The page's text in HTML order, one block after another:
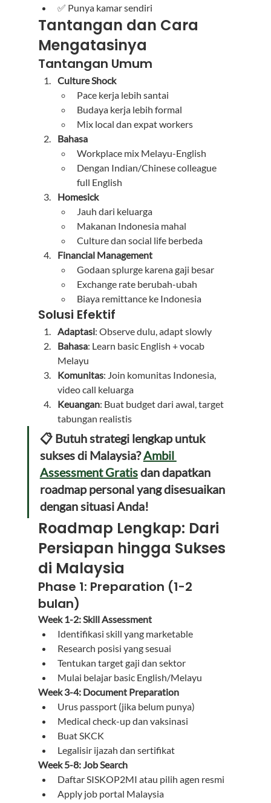
✅ Punya kamar sendiri
Tantangan dan Cara
Mengatasinya
Tantangan Umum
Culture Shock
Pace kerja lebih santai
Budaya kerja lebih formal
Mix local dan expat workers
Bahasa
Workplace mix Melayu-English
Dengan Indian/Chinese colleague
full English
Homesick
Jauh dari keluarga
Makanan Indonesia mahal
Culture dan social life berbeda
Financial Management
Godaan splurge karena gaji besar
Exchange rate berubah-ubah
Biaya remittance ke Indonesia
Solusi Efektif
Adaptasi: Observe dulu, adapt slowly
Bahasa: Learn basic English + vocab
Melayu
Komunitas: Join komunitas Indonesia,
video call keluarga
Keuangan: Buat budget dari awal, target
tabungan realistis
📋 Butuh strategi lengkap untuk
sukses di Malaysia? Ambil
Assessment Gratis dan dapatkan
roadmap personal yang disesuaikan
dengan situasi Anda!
Roadmap Lengkap: Dari
Persiapan hingga Sukses
di Malaysia
Phase 1: Preparation (1-2
bulan)
Week 1-2: Skill Assessment
Identifikasi skill yang marketable
Research posisi yang sesuai
Tentukan target gaji dan sektor
Mulai belajar basic English/Melayu
Week 3-4: Document Preparation
Urus passport (jika belum punya)
Medical check-up dan vaksinasi
Buat SKCK
Legalisir ijazah dan sertifikat
Week 5-8: Job Search
Daftar SISKOP2MI atau pilih agen resmi
Apply job portal Malaysia